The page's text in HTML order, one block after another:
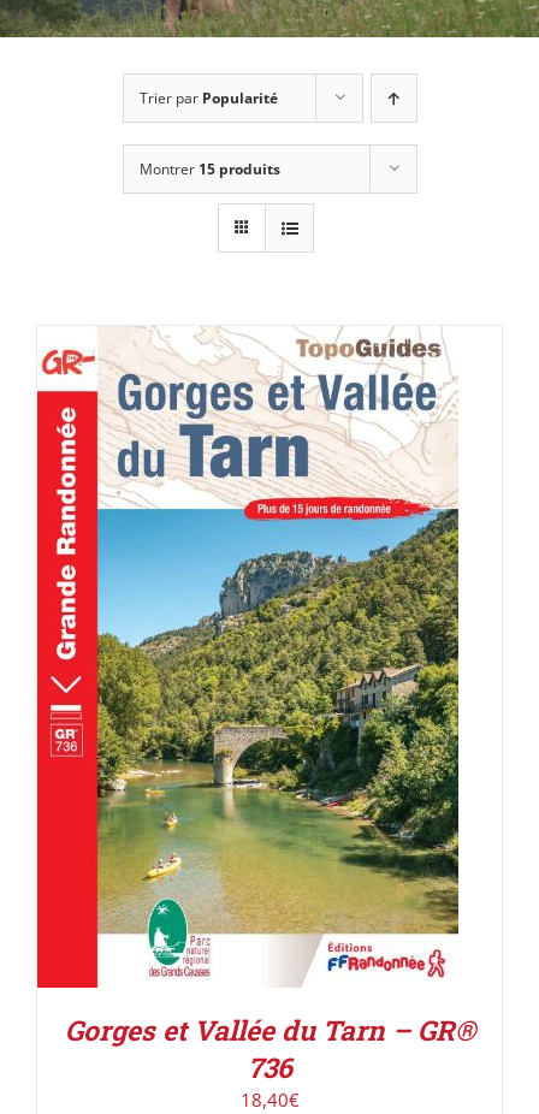
Trier par Popularité
Montrer 15 produits
AJOUTER AU PANIER / DÉTAILS
Gorges et Vallée du Tarn – GR®
736
18,40€